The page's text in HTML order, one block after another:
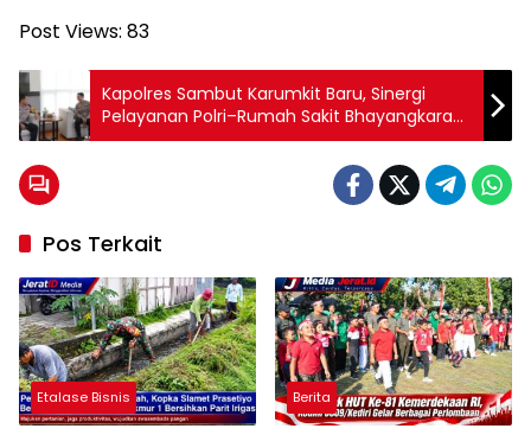
Post Views: 83
Kapolres Sambut Karumkit Baru, Sinergi
Pelayanan Polri–Rumah Sakit Bhayangkara
Diperkuat
Pos Terkait
Etalase Bisnis Berita